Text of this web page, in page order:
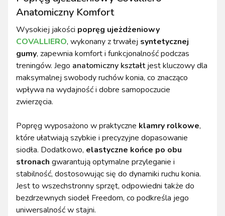
Anatomiczny Komfort
Wysokiej jakości popręg ujeżdżeniowy
COVALLIERO, wykonany z trwałej syntetycznej
gumy, zapewnia komfort i funkcjonalność podczas
treningów. Jego anatomiczny kształtjest kluczowy dla
maksymalnej swobody ruchów konia, co znacząco
wpływa na wydajność i dobre samopoczucie
zwierzęcia.
Popręg wyposażono w praktyczne klamry rolkowe,
które ułatwiają szybkie i precyzyjne dopasowanie
siodła. Dodatkowo, elastyczne końce po obu
stronach gwarantują optymalne przyleganie i
stabilność, dostosowując się do dynamiki ruchu konia.
Jest to wszechstronny sprzęt, odpowiedni także do
bezdrzewnych siodeł Freedom, co podkreśla jego
uniwersalność w stajni.